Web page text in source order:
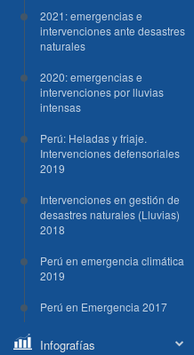
2021: emergencias e
intervenciones ante desastres
naturales
2020: emergencias e
intervenciones por lluvias
intensas
Perú: Heladas y friaje.
Intervenciones defensoriales
2019
Intervenciones en gestión de
desastres naturales (Lluvias)
2018
Perú en emergencia climática
2019
Perú en Emergencia 2017
Infografías